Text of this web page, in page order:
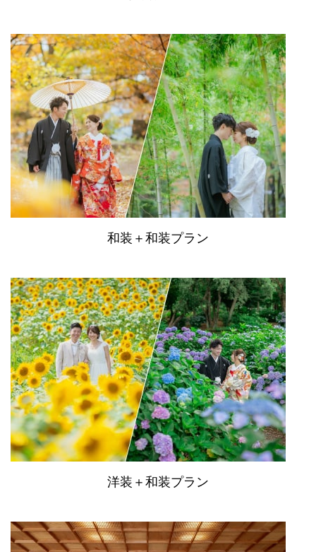
和装＋和装プラン
洋装＋和装プラン